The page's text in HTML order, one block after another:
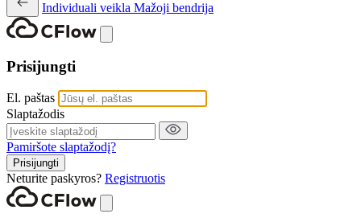
Individuali veikla Mažoji bendrija
Prisijungti
El. paštas
Slaptažodis
Pamiršote slaptažodį?
Prisijungti
Neturite paskyros? Registruotis